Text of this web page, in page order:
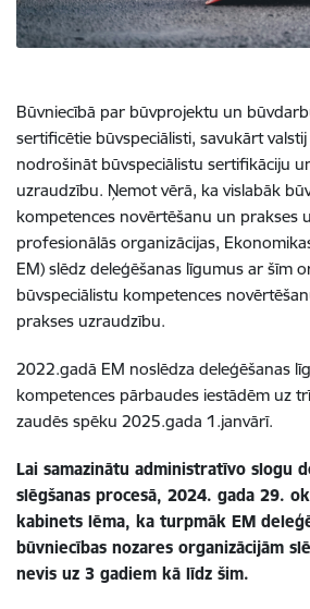
Būvniecībā par būvprojektu un
sertificētie būvspeciālisti, savukārt
nodrošināt būvspeciālistu sertifikāciju
uzraudzību. Ņemot vērā, ka vislabāk
kompetences novērtēšanu un prakses
profesionālās organizācijas,
EM) slēdz deleģēšanas līgumus ar šīm
būvspeciālistu kompetences
prakses uzraudzību.
2022.gadā EM noslēdza deleģēšanas
kompetences pārbaudes iestādēm uz
zaudēs spēku 2025.gada 1.janvārī.
Lai samazinātu administratīvo slogu
slēgšanas procesā, 2024. gada 29.
kabinets lēma, ka turpmāk EM
būvniecības nozares organizācijām
nevis uz 3 gadiem kā līdz šim.